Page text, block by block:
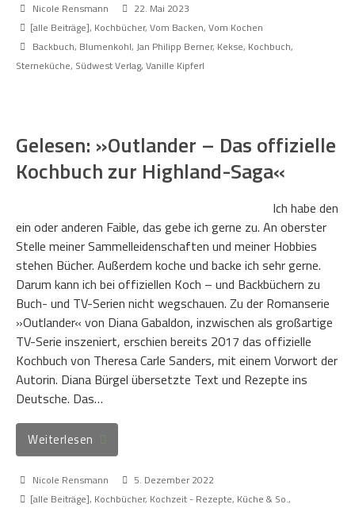
Nicole Rensmann
22. Mai 2023
[alle Beiträge], Kochbücher, Vom Backen, Vom Kochen
Backbuch, Blumenkohl, Jan Philipp Berner, Kekse, Kochbuch,
Sterneküche, Südwest Verlag, Vanille Kipferl
Gelesen: »Outlander – Das offizielle
Kochbuch zur Highland-Saga«
Ich habe den
ein oder anderen Faible, das gebe ich gerne zu. An oberster
Stelle meiner Sammelleidenschaften und meiner Hobbies
stehen Bücher. Außerdem koche und backe ich sehr gerne.
Darum kann ich bei offiziellen Koch – und Backbüchern zu
Buch- und TV-Serien nicht wegschauen. Zu der Romanserie
»Outlander« von Diana Gabaldon, inzwischen als großartige
TV-Serie inszeniert, erschien bereits 2017 das offizielle
Kochbuch von Theresa Carle Sanders, mit einem Vorwort der
Autorin. Diana Bürgel übersetzte Text und Rezepte ins
Deutsche. Das…
Weiterlesen
Nicole Rensmann
5. Dezember 2022
[alle Beiträge], Kochbücher, Kochzeit - Rezepte, Küche & So.,